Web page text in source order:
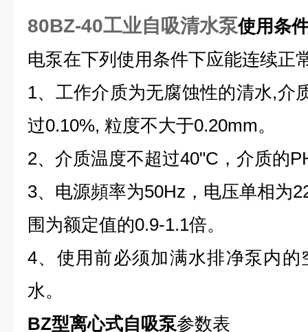
80BZ-40工业自吸清水泵使用条
电泵在下列使用条件下应能连续正
1、工作介质为无腐蚀性的清水,介
过0.10%, 粒度不大于0.20mm。
2、介质温度不超过40"C，介质的
3、电源頻率为50Hz，电压单相为
围为额定值的0.9-1.1倍。
4、使用前必须加满水排净泵内
水。
BZ型离心式自吸泵参数表